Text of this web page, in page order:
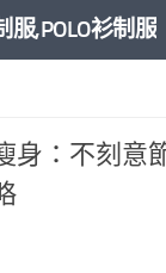
服,POLO衫制服
身：不刻意